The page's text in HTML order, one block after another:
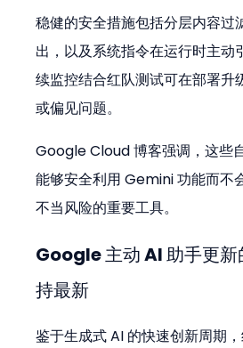
稳健的安全措施包括分层内容过
出，以及系统指令在运行时主动
续监控结合红队测试可在部署升
或偏见问题。
Google Cloud 博客强调，这些
能够安全利用 Gemini 功能而不
不当风险的重要工具。
Google 主动 AI 助手更新
持最新
鉴于生成式 AI 的快速创新周期